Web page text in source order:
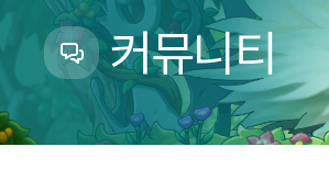
캐시샵 공지
메이플 알림판
with maple
커뮤니티